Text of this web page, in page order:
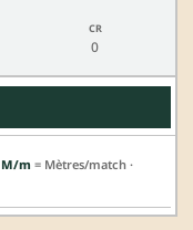
0
M/m = Mètres/match ·